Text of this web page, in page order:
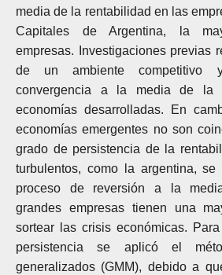
media de la rentabilidad en las
Capitales de Argentina, la
empresas. Investigaciones previas
de un ambiente
convergencia a la media de la
economías desarrolladas. En
economías emergentes no son
grado de persistencia de la
turbulentos, como la argentina,
proceso de reversión a la
grandes empresas tienen una
sortear las crisis económicas.
persistencia se aplicó el
generalizados (GMM), debido a